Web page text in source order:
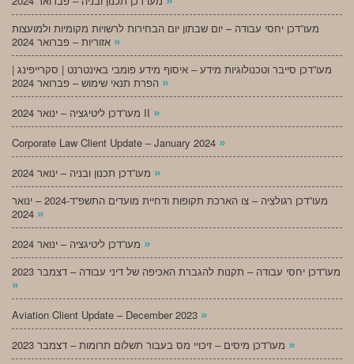
מעו”דכן יחסי עבודה – יום שבתון יום הבחירות לרשויות מקומיות ולמועצות
»
מעו”דכן סייבר וטכנולוגיות מידע – איסוף מידע פומבי באינטרנט | סקרייפינג |
»
מעו”דכן ליטיגציה – ינואר 2024 II »
Corporate Law Client Update – January 2024 »
»
מעו”דכן רגולציה – צו הארכת תקופות ודחיית מועדים התשפ”ד-2024 – ינואר
»
»
מעו”דכן יחסי עבודה – תקנות להגברת האכיפה של דיני עבודה – דצמבר 2023
»
Aviation Client Update – December 2023 »
»